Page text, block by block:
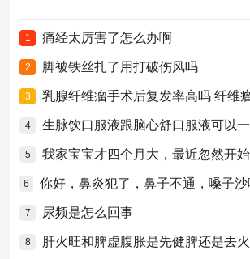
1 痛经太厉害了怎么办啊
2 脚被铁丝扎了用打破伤风吗
3 乳腺纤维瘤手术后复发率高吗 纤维
4 生脉饮口服液跟脑心舒口服液可以
5 我家宝宝才四个月大，最近忽然开始
6
7 尿频是怎么回事
8 肝火旺和脾虚腹胀是先健脾还是去火